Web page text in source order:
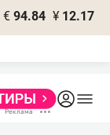
€ 94.84 ¥ 12.17